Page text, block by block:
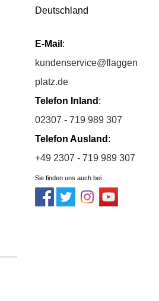
Deutschland
E-Mail :
kundenservice@flaggen
platz.de
Telefon Inland :
02307 - 719 989 307
Telefon Ausland :
+49 2307 - 719 989 307
Sie finden uns auch bei